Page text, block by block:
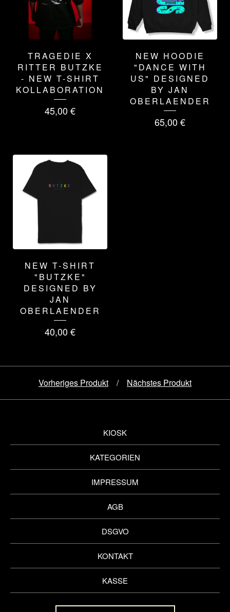
TRAGEDIE X
RITTER BUTZKE
- NEW T-SHIRT
KOLLABORATION
45,00€
NEW HOODIE
"DANCE WITH
US" DESIGNED
BY JAN
OBERLAENDER
65,00€
NEW T-SHIRT
"BUTZKE"
DESIGNED BY
JAN
OBERLAENDER
40,00€
Vorheriges Produkt Nächstes Produkt
KIOSK
KATEGORIEN
IMPRESSUM
AGB
DSGVO
KONTAKT
KASSE